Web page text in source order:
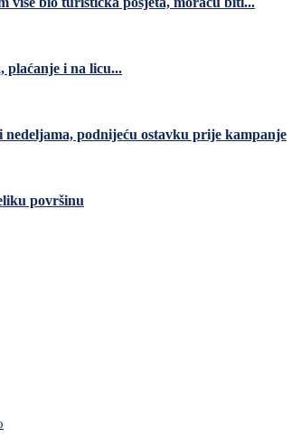
plaćanje i na licu...
podnijeću ostavku prije kampanje
površinu